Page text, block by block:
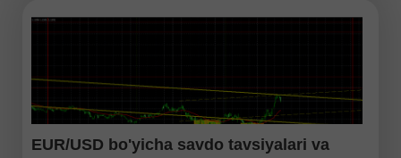
EUR/USD bo'yicha savdo tavsiyalari va